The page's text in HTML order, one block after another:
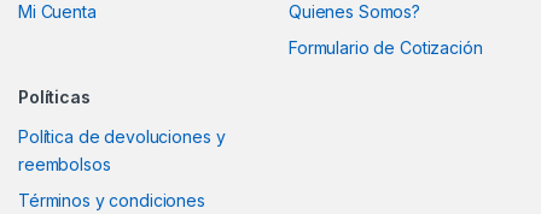
Mi Cuenta
Quienes Somos?
Formulario de Cotización
Políticas
Política de devoluciones y
reembolsos
Términos y condiciones